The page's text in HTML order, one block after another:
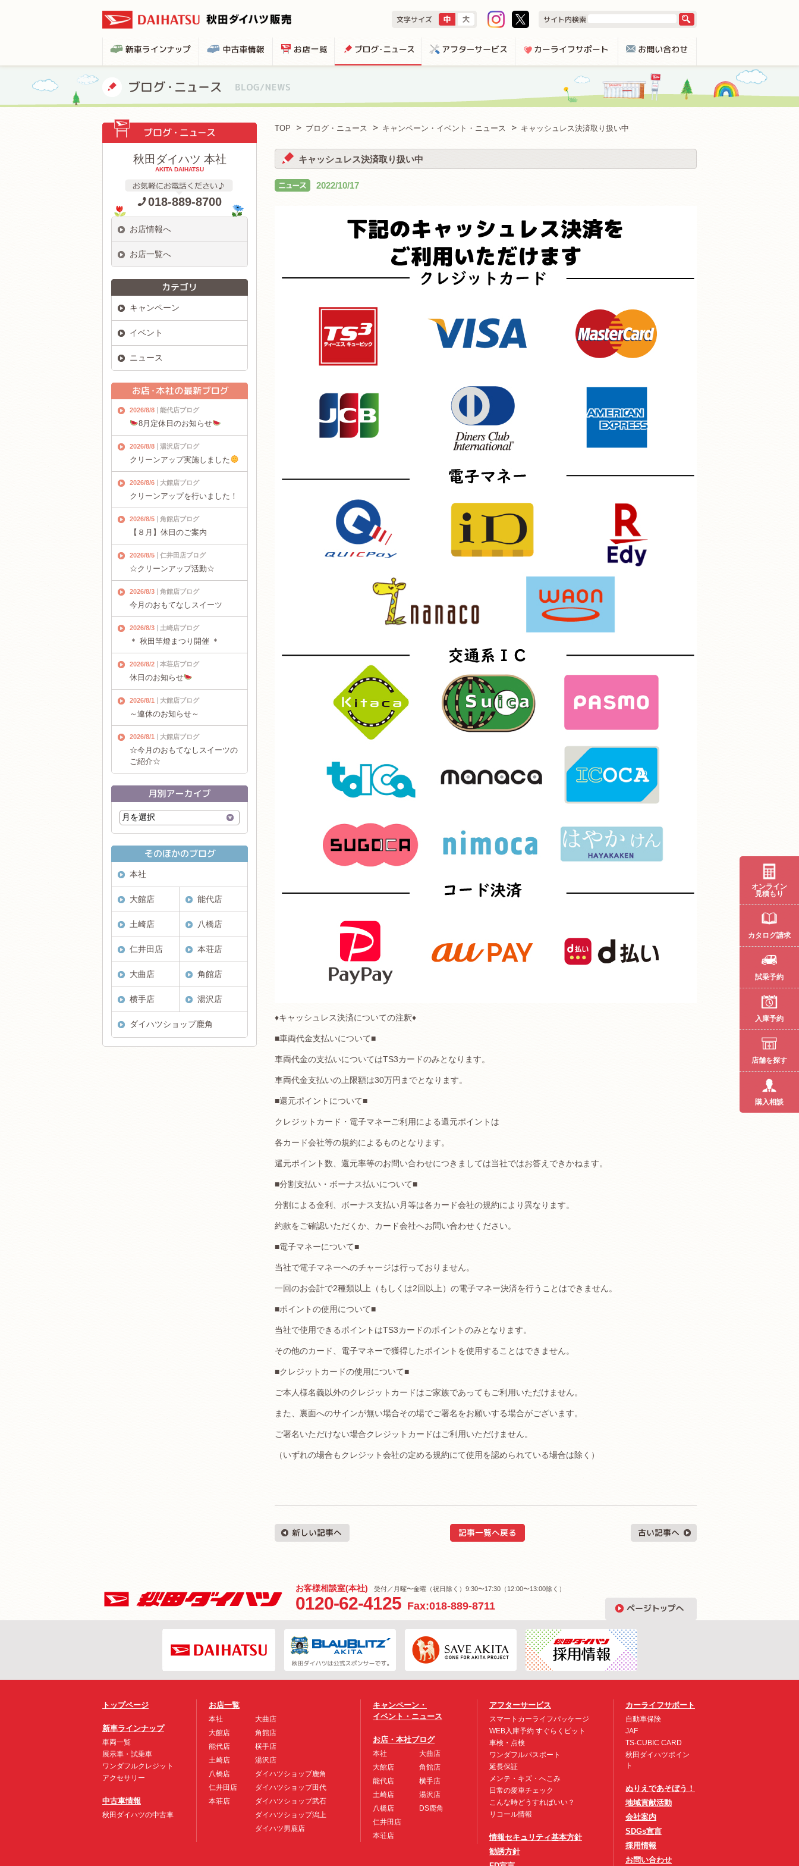
TOP ブログ・ニュース キャンペーン・イベント・ニュース キャッシュレス決済取り扱い中
キャッシュレス決済取り扱い中
2022/10/17
♦キャッシュレス決済についての注釈♦
■車両代金支払いについて■
車両代金の支払いについてはTS3カードのみとなります。
車両代金支払いの上限額は30万円までとなります。
■還元ポイントについて■
クレジットカード・電子マネーご利用による還元ポイントは
各カード会社等の規約によるものとなります。
還元ポイント数、還元率等のお問い合わせにつきましては当社ではお答えできかねます。
■分割支払い・ボーナス払いについて■
分割による金利、ボーナス支払い月等は各カード会社の規約により異なります。
約款をご確認いただくか、カード会社へお問い合わせください。
■電子マネーについて■
当社で電子マネーへのチャージは行っておりません。
一回のお会計で2種類以上（もしくは2回以上）の電子マネー決済を行うことはできません。
■ポイントの使用について■
当社で使用できるポイントはTS3カードのポイントのみとなります。
その他のカード、電子マネーで獲得したポイントを使用することはできません。
■クレジットカードの使用について■
ご本人様名義以外のクレジットカードはご家族であってもご利用いただけません。
また、裏面へのサインが無い場合その場でご署名をお願いする場合がございます。
ご署名いただけない場合クレジットカードはご利用いただけません。
（いずれの場合もクレジット会社の定める規約にて使用を認められている場合は除く）
秋田ダイハツ 本社
AKITA DAIHATSU
018-889-8700
お店情報へ
お店一覧へ
キャンペーン
イベント
ニュース
2026/8/8 能代店ブログ
8月定休日のお知らせ
2026/8/8 湯沢店ブログ
クリーンアップ実施しました
2026/8/6 大館店ブログ
クリーンアップを行いました！
2026/8/5 角館店ブログ
【８月】休日のご案内
2026/8/5 仁井田店ブログ
☆クリーンアップ活動☆
2026/8/3 角館店ブログ
今月のおもてなしスイーツ
2026/8/3 土崎店ブログ
＊ 秋田竿燈まつり開催 ＊
2026/8/2 本荘店ブログ
休日のお知らせ
2026/8/1 大館店ブログ
～連休のお知らせ～
2026/8/1 大館店ブログ
☆今月のおもてなしスイーツの
ご紹介☆
本社
大館店 能代店
土崎店 八橋店
仁井田店 本荘店
大曲店 角館店
横手店 湯沢店
ダイハツショップ鹿角
お客様相談室(本社) 受付／月曜〜金曜（祝日除く）9:30〜17:30（12:00〜13:00除く）
0120-62-4125 Fax:018-889-8711
トップページ
新車ラインナップ
車両一覧
展示車・試乗車
ワンダフルクレジット
アクセサリー
中古車情報
秋田ダイハツの中古車
お店一覧
本社
大館店
能代店
土崎店
八橋店
仁井田店
本荘店
大曲店
角館店
横手店
湯沢店
ダイハツショップ鹿角
ダイハツショップ田代
ダイハツショップ武石
ダイハツショップ潟上
ダイハツ男鹿店
キャンペーン・
イベント・ニュース
お店・本社ブログ
本社
大館店
能代店
土崎店
八橋店
仁井田店
本荘店
大曲店
角館店
横手店
湯沢店
DS鹿角
アフターサービス
スマートカーライフパッケージ
WEB入庫予約 すぐらくピット
車検・点検
ワンダフルパスポート
延長保証
メンテ・キズ・へこみ
日常の愛車チェック
こんな時どうすればいい？
リコール情報
情報セキュリティ基本方針
勧誘方針
カーライフサポート
自動車保険
JAF
TS-CUBIC CARD
秋田ダイハツポイン
ト
ぬりえであそぼう！
地域貢献活動
会社案内
SDGs宣言
採用情報
お問い合わせ
オンライン
見積もり
カタログ請求
試乗予約
入庫予約
店舗を探す
購入相談